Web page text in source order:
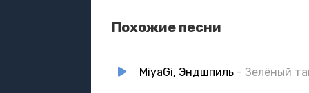
Похожие песни
MiyaGi, Эндшпиль - Зелёный